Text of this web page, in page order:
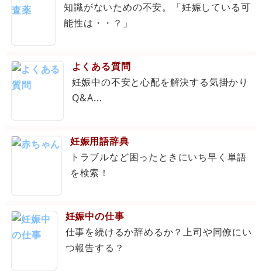
知識がないための不安。「妊娠している可
能性は・・？」
よくある質問
妊娠中の不安と心配を解決する気掛かり
Q&A...
妊娠用語辞典
トラブルなど困ったときにいち早く単語
を検索！
妊娠中の仕事
仕事を続けるか辞めるか？上司や同僚にい
つ報告する？